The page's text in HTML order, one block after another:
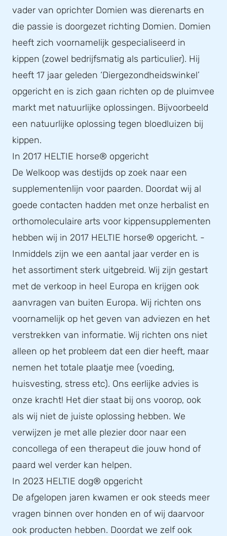
vader van oprichter Domien was dierenarts en
die passie is doorgezet richting Domien. Domien
heeft zich voornamelijk gespecialiseerd in
kippen (zowel bedrijfsmatig als particulier). Hij
heeft 17 jaar geleden ‘Diergezondheidswinkel’
opgericht en is zich gaan richten op de pluimvee
markt met natuurlijke oplossingen. Bijvoorbeeld
een natuurlijke oplossing tegen bloedluizen bij
kippen.
In 2017 HELTIE horse® opgericht
De Welkoop was destijds op zoek naar een
supplementenlijn voor paarden. Doordat wij al
goede contacten hadden met onze herbalist en
orthomoleculaire arts voor kippensupplementen
hebben wij in 2017 HELTIE horse® opgericht. -
Inmiddels zijn we een aantal jaar verder en is
het assortiment sterk uitgebreid. Wij zijn gestart
met de verkoop in heel Europa en krijgen ook
aanvragen van buiten Europa. Wij richten ons
voornamelijk op het geven van adviezen en het
verstrekken van informatie. Wij richten ons niet
alleen op het probleem dat een dier heeft, maar
nemen het totale plaatje mee (voeding,
huisvesting, stress etc). Ons eerlijke advies is
onze kracht! Het dier staat bij ons voorop, ook
als wij niet de juiste oplossing hebben. We
verwijzen je met alle plezier door naar een
concollega of een therapeut die jouw hond of
paard wel verder kan helpen.
In 2023 HELTIE dog® opgericht
De afgelopen jaren kwamen er ook steeds meer
vragen binnen over honden en of wij daarvoor
ook producten hebben. Doordat we zelf ook